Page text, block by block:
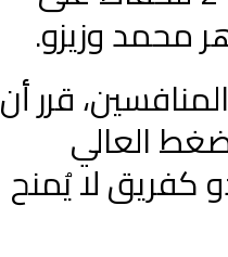
محمد وزيزو.
قرر أن
العالي
كفريق لا يُمنح